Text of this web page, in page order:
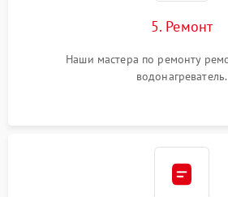
5. Ремонт
Наши мастера по ремонту
водонагреватель.